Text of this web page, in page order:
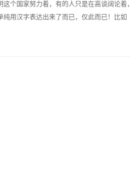
个国家努力着，有的人只是在高谈阔论着，
用汉字表达出来了而已，仅此而已！比如